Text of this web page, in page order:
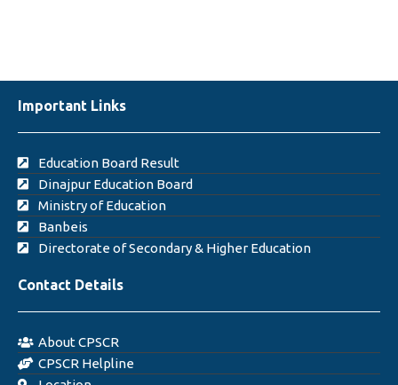
Important Links
Education Board Result
Dinajpur Education Board
Ministry of Education
Banbeis
Directorate of Secondary & Higher Education
Contact Details
About CPSCR
CPSCR Helpline